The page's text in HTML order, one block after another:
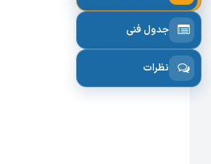
جدول فنی
نظرات